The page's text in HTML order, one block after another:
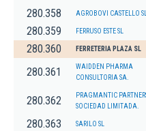
280.358 AGROBOVI CASTELLO SL.
280.359 FERRUSO ESTE SL
280.360 FERRETERIA PLAZA SL
280.361
WAIDDEN PHARMA
CONSULTORIA SA.
280.362
PRAGMANTIC
SOCIEDAD LIMITADA.
280.363 SARILO SL